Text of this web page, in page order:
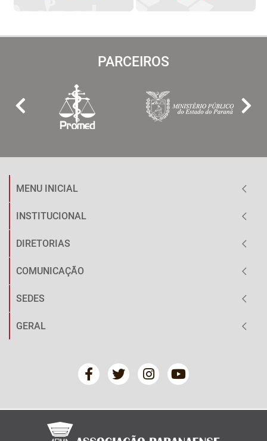
PARCEIROS
MENU INICIAL
INSTITUCIONAL
DIRETORIAS
COMUNICAÇÃO
SEDES
GERAL